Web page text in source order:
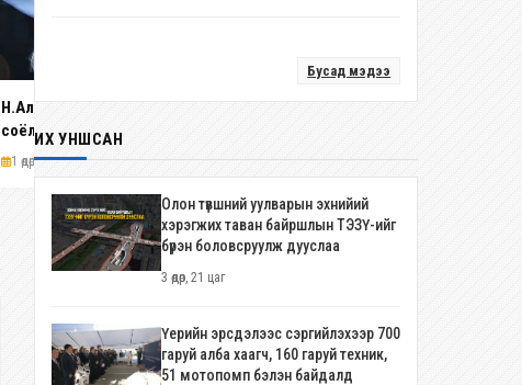
Н.Алтаншагай: Үндэсний өв
соёлоо залуу үедээ өвлүүлэн үлдээх,
түүнийг түгээн дэлгэрүүлэхэд “Бөх
хувь нэмэр оруулна
1 өдөр, 23 цаг
нээж, баг тамирчдад амжилт
Бусад мэдээ
ИХ УНШСАН
Олон түвшний уулварын эхнийий
хэрэгжих таван байршлын ТЭЗҮ-ийг
бүрэн боловсруулж дууслаа
3 өдөр, 21 цаг
Үерийн эрсдэлээс сэргийлэхээр 700
гаруй алба хаагч, 160 гаруй техник,
51 мотопомп бэлэн байдалд